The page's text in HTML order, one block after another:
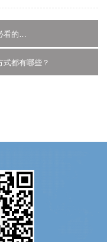
上一篇：如何选择临时仓库？租前必看的注意事项
都有哪些？